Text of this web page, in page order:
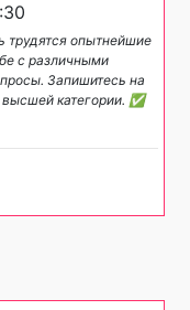
трудятся опытнейшие
с различными
Запишитесь на
категории. ✅